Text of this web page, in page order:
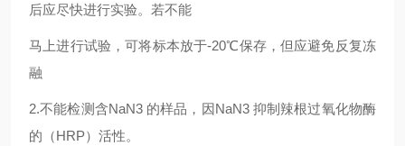
后应尽快进行实验。若不能
马上进行试验，可将标本放于-20℃保存，但应避免反复冻
融
2.不能检测含NaN3 的样品，因NaN3 抑制辣根过氧化物酶
的（HRP）活性。